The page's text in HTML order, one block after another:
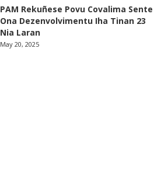
PAM Rekuñese Povu Covalima Sente
Ona Dezenvolvimentu Iha Tinan 23
Nia Laran
May 20, 2025